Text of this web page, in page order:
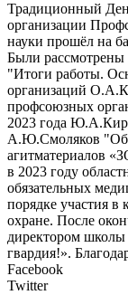
Традиционный
организации
науки прошёл на
Были рассмотрены
"Итоги работы.
организаций
профсоюзных
2023 года
А.Ю.Смоляков "Об
агитматериалов
в 2023 году
обязательных
порядке участия
охране. После
директором
гвардия!».
Facebook
Twitter